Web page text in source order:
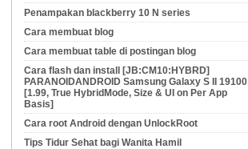
Penampakan blackberry 10 N series
Cara membuat blog
Cara membuat table di postingan blog
Cara flash dan install [JB:CM10:HYBRD]
PARANOIDANDROID Samsung Galaxy S II 19100
[1.99, True HybridMode, Size & UI on Per App
Basis]
Cara root Android dengan UnlockRoot
Tips Tidur Sehat bagi Wanita Hamil